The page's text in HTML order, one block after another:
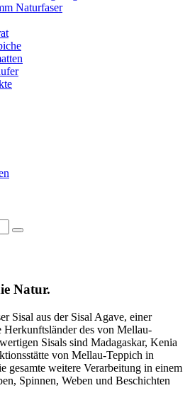
Naturfaser
Natur.
Sisal aus der Sisal Agave, einer
des von Mellau-
Sisals sind Madagaskar, Kenia
von Mellau-Teppich in
gesamte weitere Verarbeitung in einem
Spinnen, Weben und Beschichten